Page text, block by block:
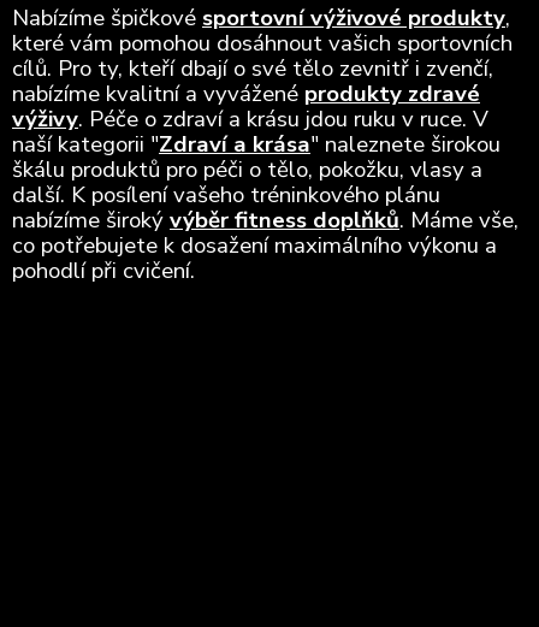
Nabízíme špičkové sportovní výživové produkty,
které vám pomohou dosáhnout vašich sportovních
cílů. Pro ty, kteří dbají o své tělo zevnitř i zvenčí,
nabízíme kvalitní a vyvážené produkty zdravé
výživy. Péče o zdraví a krásu jdou ruku v ruce. V
naší kategorii "Zdraví a krása" naleznete širokou
škálu produktů pro péči o tělo, pokožku, vlasy a
další. K posílení vašeho tréninkového plánu
nabízíme širokývýběr fitness doplňků. Máme vše,
co potřebujete k dosažení maximálního výkonu a
pohodlí při cvičení.